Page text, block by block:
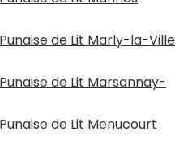
de Lit Marly-la-Ville
de Lit Marsannay-
de Lit Menucourt